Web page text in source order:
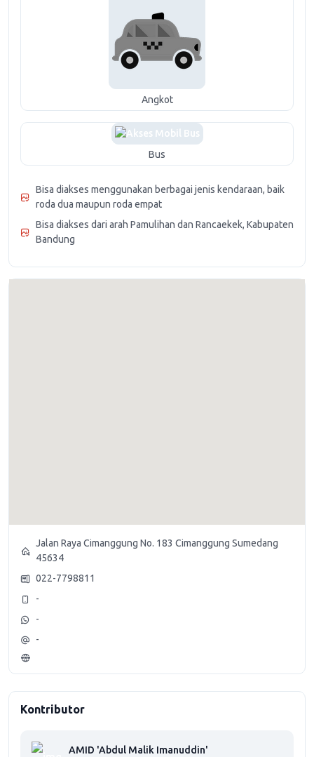
Angkot
Bus
Bisa diakses menggunakan berbagai jenis kendaraan, baik
roda dua maupun roda empat
Bisa diakses dari arah Pamulihan dan Rancaekek, Kabupaten
Bandung
Jalan Raya Cimanggung No. 183 Cimanggung Sumedang
45634
022-7798811
-
-
-
Kontributor
AMID 'Abdul Malik Imanuddin'